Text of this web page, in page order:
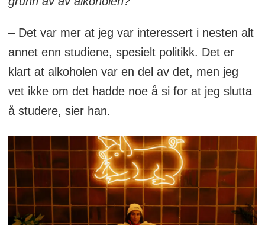
– Det var mer at jeg var interessert i nesten alt
annet enn studiene, spesielt politikk. Det er
klart at alkoholen var en del av det, men jeg
vet ikke om det hadde noe å si for at jeg slutta
å studere, sier han.